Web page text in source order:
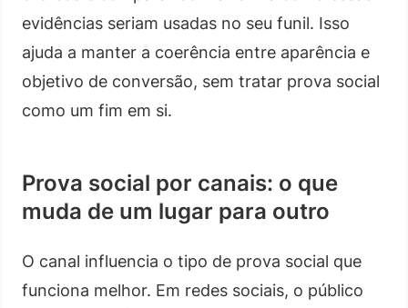
evidências seriam usadas no seu funil. Isso
ajuda a manter a coerência entre aparência e
objetivo de conversão, sem tratar prova social
como um fim em si.
Prova social por canais: o que
muda de um lugar para outro
O canal influencia o tipo de prova social que
funciona melhor. Em redes sociais, o público